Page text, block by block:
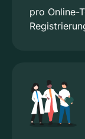
pro Online-